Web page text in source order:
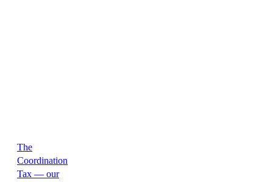
The
Coordination
Tax — our